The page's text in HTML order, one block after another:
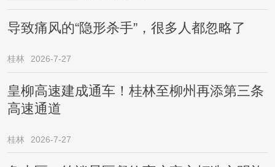
导致痛风的“隐形杀手”，很多人都忽略了
桂林 2026-7-27
皇柳高速建成通车！桂林至柳州再添第三条
高速通道
桂林 2026-7-27